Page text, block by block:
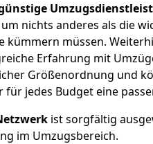
um nichts anderes als die
kümmern müssen.
Erfahrung mit
Größenordnung und
für jedes Budget eine
ist sorgfältig
im Umzugsbereich.